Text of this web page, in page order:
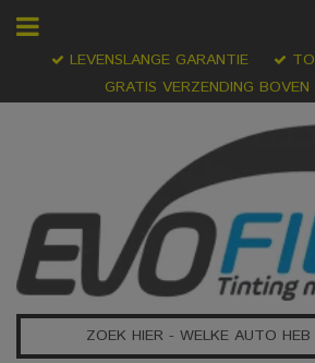
GRATIS VERZENDING BOVEN
LEVENSLANGE GARANTIE